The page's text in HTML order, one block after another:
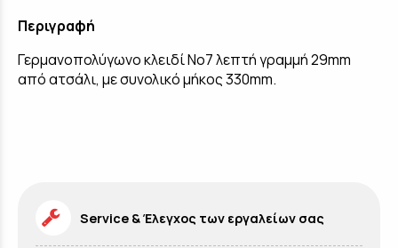
Περιγραφή
Γερμανοπολύγωνο κλειδί No7 λεπτή γραμμή 29mm
από ατσάλι, με συνολικό μήκος 330mm.
Service & Έλεγχος των εργαλείων σας